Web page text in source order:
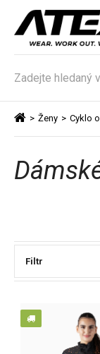
> Ženy > Cyklo
Filtr